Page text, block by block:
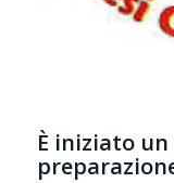
È iniziato